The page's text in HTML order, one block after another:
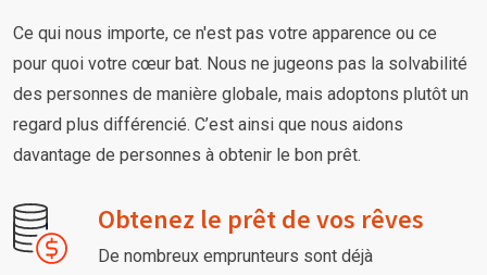
Ce qui nous importe, ce n'est pas votre apparence ou ce
pour quoi votre cœur bat. Nous ne jugeons pas la solvabilité
des personnes de manière globale, mais adoptons plutôt un
regard plus différencié. C’est ainsi que nous aidons
davantage de personnes à obtenir le bon prêt.
Obtenez le prêt de vos rêves
De nombreux emprunteurs sont déjà